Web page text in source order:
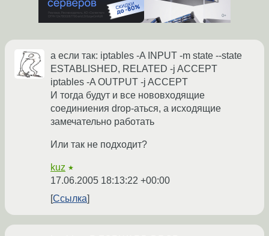
а если так: iptables -A INPUT -m state --state
ESTABLISHED, RELATED -j ACCEPT
iptables -A OUTPUT -j ACCEPT
И тогда будут и все нововходящие
соединиения drop-аться, а исходящие
замечательно работать
Или так не подходит?
kuz ★
17.06.2005 18:13:22 +00:00
Ссылка